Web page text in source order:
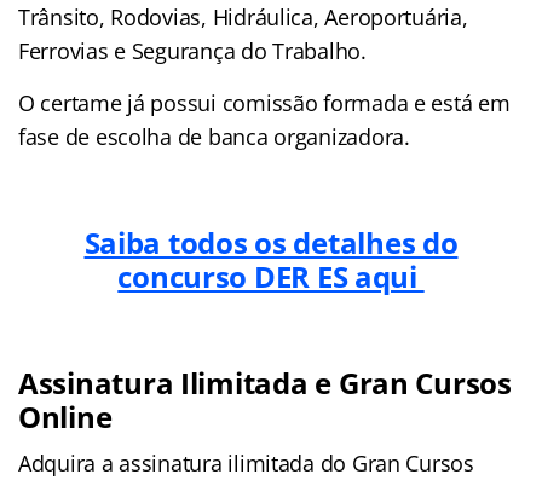
Trânsito, Rodovias, Hidráulica, Aeroportuária,
Ferrovias e Segurança do Trabalho.
O certame já possui comissão formada e está em
fase de escolha de banca organizadora.
Saiba todos os detalhes do
concurso DER ES aqui
Assinatura Ilimitada e Gran Cursos
Online
Adquira a assinatura ilimitada do Gran Cursos